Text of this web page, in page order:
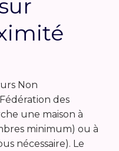
Non
des
une maison à
minimum) ou à
nécessaire). Le